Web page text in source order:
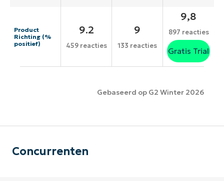
Product
Richting (%
positief)
9.2
459 reacties
9
133 reacties
9,8
897 reacties
Gratis Trial
Gebaseerd op G2 Winter 2026
Concurrenten